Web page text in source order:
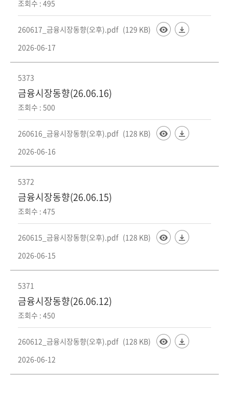
조회수 : 495
260617_금융시장동향(오후).pdf (129 KB)
2026-06-17
5373
금융시장동향(26.06.16)
조회수 : 500
260616_금융시장동향(오후).pdf (128 KB)
2026-06-16
5372
금융시장동향(26.06.15)
조회수 : 475
260615_금융시장동향(오후).pdf (128 KB)
2026-06-15
5371
금융시장동향(26.06.12)
조회수 : 450
260612_금융시장동향(오후).pdf (128 KB)
2026-06-12